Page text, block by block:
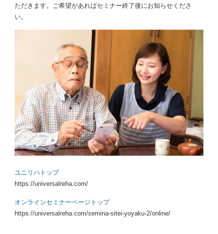
ただきます。ご希望があればセミナー終了後にお知らせくださ
い。
ユニリハトップ
https://universalreha.com/
オンラインセミナーページトップ
https://universalreha.com/semina-sitei-yoyaku-2/online/